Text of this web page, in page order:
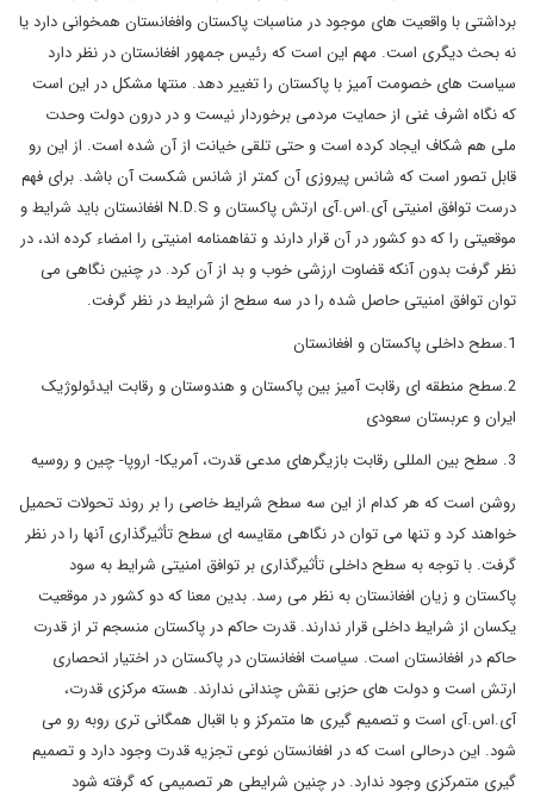
برداشتی با واقعیت های موجود در مناسبات پاکستان وافغانستان همخوانی دارد یا
نه بحث دیگری است. مهم این است که رئیس جمهور افغانستان در نظر دارد
سیاست های خصومت آمیز با پاکستان را تغییر دهد. منتها مشکل در این است
که نگاه اشرف غنی از حمایت مردمی برخوردار نیست و در درون دولت وحدت
ملی هم شکاف ایجاد کرده است و حتی تلقی خیانت از آن شده است. از این رو
قابل تصور است که شانس پیروزی آن کمتر از شانس شکست آن باشد. برای فهم
درست توافق امنیتی آی.اس.آی ارتش پاکستان و N.D.S افغانستان باید شرایط و
موقعیتی را که دو کشور در آن قرار دارند و تفاهمنامه امنیتی را امضاء کرده اند، در
نظر گرفت بدون آنکه قضاوت ارزشی خوب و بد از آن کرد. در چنین نگاهی می
توان توافق امنیتی حاصل شده را در سه سطح از شرایط در نظر گرفت.
1.سطح داخلی پاکستان و افغانستان
2.سطح منطقه ای رقابت آمیز بین پاکستان و هندوستان و رقابت ایدئولوژیک
ایران و عربستان سعودی
3. سطح بین المللی رقابت بازیگرهای مدعی قدرت، آمریکا- اروپا- چین و روسیه
روشن است که هر کدام از این سه سطح شرایط خاصی را بر روند تحولات تحمیل
خواهند کرد و تنها می توان در نگاهی مقایسه ای سطح تأثیرگذاری آنها را در نظر
گرفت. با توجه به سطح داخلی تأثیرگذاری بر توافق امنیتی شرایط به سود
پاکستان و زیان افغانستان به نظر می رسد. بدین معنا که دو کشور در موقعیت
یکسان از شرایط داخلی قرار ندارند. قدرت حاکم در پاکستان منسجم تر از قدرت
حاکم در افغانستان است. سیاست افغانستان در پاکستان در اختیار انحصاری
ارتش است و دولت های حزبی نقش چندانی ندارند. هسته مرکزی قدرت،
آی.اس.آی است و تصمیم گیری ها متمرکز و با اقبال همگانی تری روبه رو می
شود. این درحالی است که در افغانستان نوعی تجزیه قدرت وجود دارد و تصمیم
گیری متمرکزی وجود ندارد. در چنین شرایطی هر تصمیمی که گرفته شود